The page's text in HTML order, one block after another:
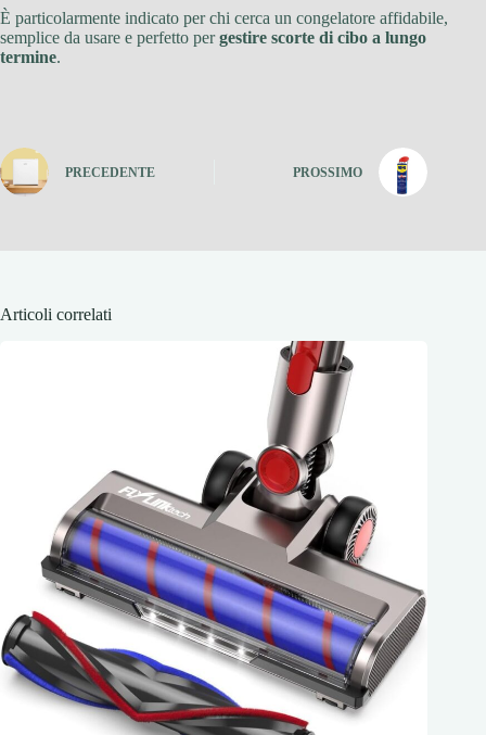
È particolarmente indicato per chi cerca un congelatore affidabile,
semplice da usare e perfetto pergestire scorte di cibo a lungo
termine.
PRECEDENTE PROSSIMO
Articoli correlati